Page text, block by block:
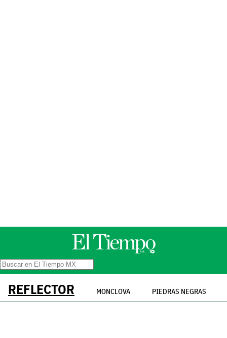
REFLECTOR MONCLOVA PIEDRAS NEGRAS